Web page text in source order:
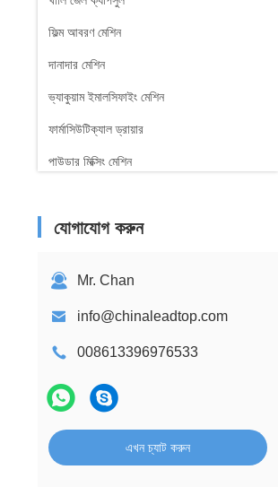
ফিল্ম আবরণ মেশিন
দানাদার মেশিন
ভ্যাকুয়াম ইমালসিফাইং মেশিন
ফার্মাসিউটিক্যাল ড্রায়ার
পাউডার মিক্সিং মেশিন
সিরিংজ ফিলিং মেশিন
যোগাযোগ করুন
Mr. Chan
info@chinaleadtop.com
008613396976533
এখন চ্যাট করুন